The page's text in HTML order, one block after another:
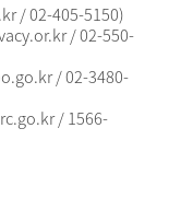
/ 02-405-5150)
/ 02-550-
/ 02-3480-
/ 1566-